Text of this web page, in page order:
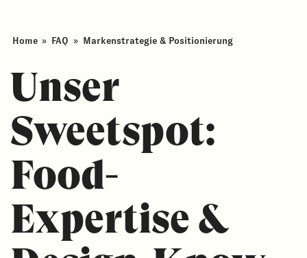
Home » FAQ » Markenstrategie & Positionierung
Unser
Sweetspot:
Food-
Expertise &